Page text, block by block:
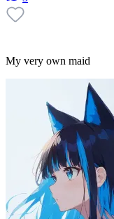
My very own maid